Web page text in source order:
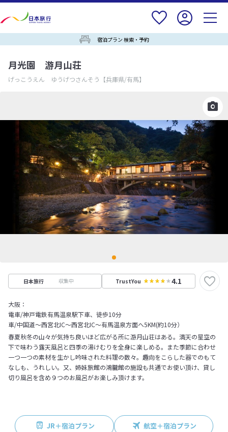
宿泊プラン 検索・予約
月光園 游月山荘
げっこうえん ゆうげつさんそう 【兵庫県/有馬】
日本旅行 収集中 TrustYou 4.1
大阪：
電車/神戸電鉄有馬温泉駅下車、徒歩10分
車/中国道～西宮北IC～西宮北IC～有馬温泉方面へ5KM(約10分）
春夏秋冬の山々が気持ち良いほど広がる所に游月山荘はある。満天の星空の
下で味わう露天風呂と四季の湯けむりを全身に楽しめる。また季節に合わせ
一つ一つの素材を生かし吟味された料理の数々。趣向をこらした器でのもて
なしも、うれしい。又、姉妹旅館の鴻朧館の施設も共通でお使い頂け、貸し
切り風呂を含め９つのお風呂がお楽しみ頂けます。
JR＋宿泊プラン 航空＋宿泊プラン